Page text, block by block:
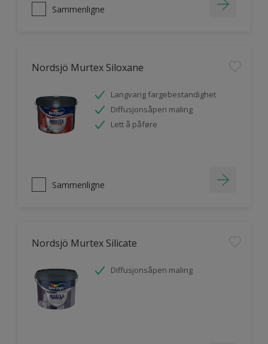
Sammenligne
Nordsjö Murtex Siloxane
Langvarig fargebestandighet
Diffusjonsåpen maling
Lett å påføre
Sammenligne
Nordsjö Murtex Silicate
Diffusjonsåpen maling